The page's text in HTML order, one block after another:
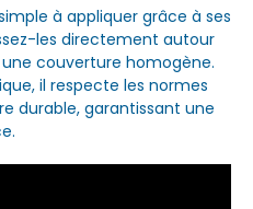
à appliquer grâce à ses
les directement autour
couverture homogène.
il respecte les normes
durable, garantissant une